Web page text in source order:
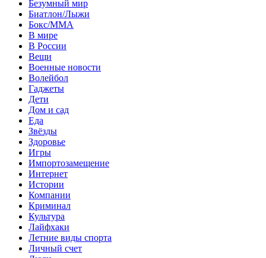
Безумный мир
Биатлон/Лыжи
Бокс/MMA
В мире
В России
Вещи
Военные новости
Волейбол
Гаджеты
Дети
Дом и сад
Еда
Звёзды
Здоровье
Игры
Импортозамещение
Интернет
Истории
Компании
Криминал
Культура
Лайфхаки
Летние виды спорта
Личный счет